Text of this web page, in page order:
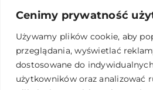
Cenimy prywatność
Używamy plików cookie, aby
przeglądania, wyświetlać
dostosowane do
użytkowników oraz analizować
Raporty
Broszura edukacyjna